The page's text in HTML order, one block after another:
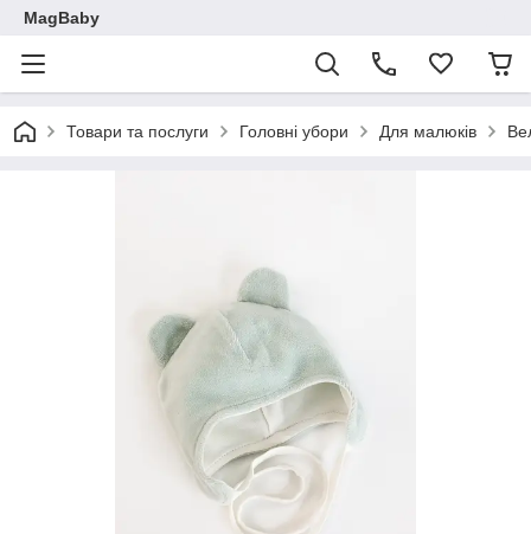
MagBaby
Товари та послуги Головні убори Для малюків